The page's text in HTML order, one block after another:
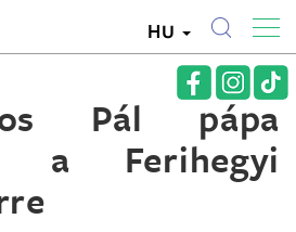
HU
Pál pápa
a Ferihegyi